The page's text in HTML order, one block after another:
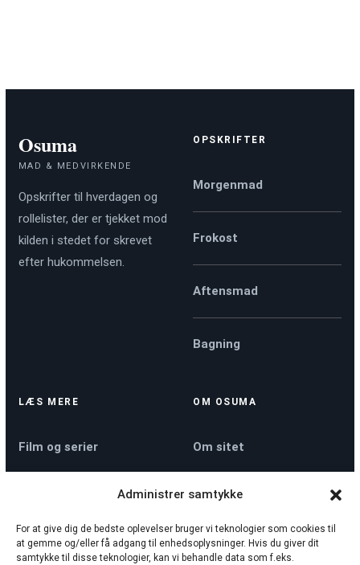
Administrer samtykke
For at give dig de bedste oplevelser bruger vi teknologier som cookies til
at gemme og/eller få adgang til enhedsoplysninger. Hvis du giver dit
samtykke til disse teknologier, kan vi behandle data som f.eks.
Osuma
MAD & MEDVIRKENDE
Opskrifter til hverdagen og
rollelister, der er tjekket mod
kilden i stedet for skrevet
efter hukommelsen.
OPSKRIFTER
Morgenmad
Frokost
Aftensmad
Bagning
LÆS MERE
Film og serier
Nyheder
OM OSUMA
Om sitet
Kontakt
Privatlivspolitik